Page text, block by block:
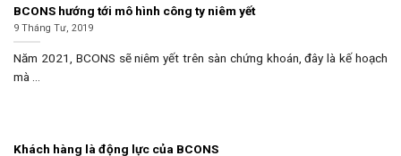
BCONS hướng tới mô hình công ty niêm yết
9 Tháng Tư, 2019
Năm 2021, BCONS sẽ niêm yết trên sàn chứng khoán, đây là kế hoạch
mà ...
Khách hàng là động lực của BCONS